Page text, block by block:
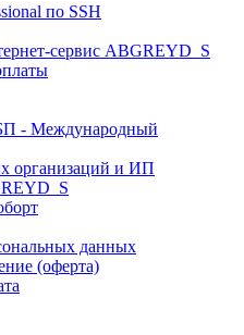
по SSH
сервис ABGREYD_S
- Международный
организаций и ИП
данных
(оферта)